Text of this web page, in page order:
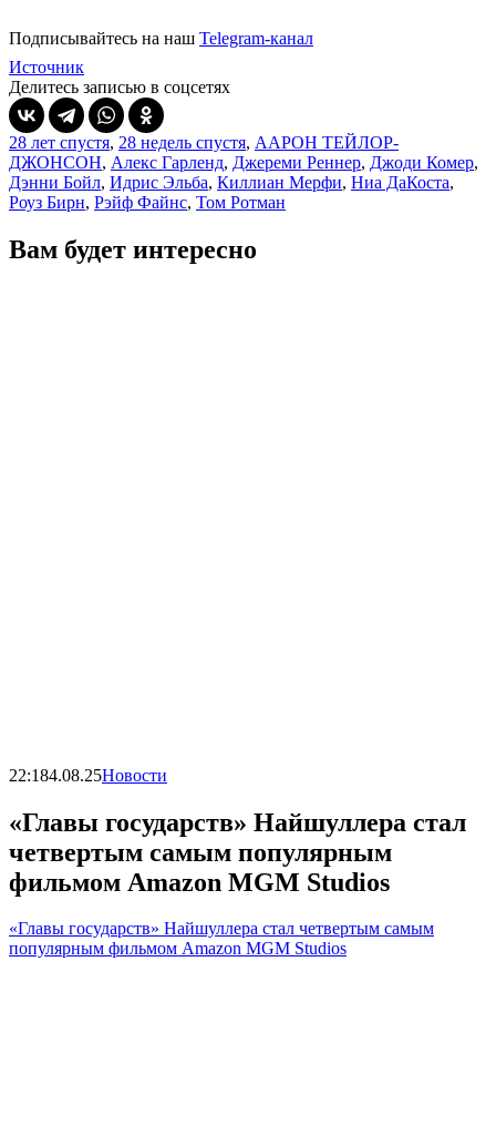
Подписывайтесь на наш Telegram-канал
Источник
Делитесь записью в соцсетях
28 лет спустя, 28 недель спустя, ААРОН ТЕЙЛОР-
ДЖОНСОН, Алекс Гарленд, Джереми Реннер, Джоди Комер,
Дэнни Бойл, Идрис Эльба, Киллиан Мерфи, Ниа ДаКоста,
Роуз Бирн, Рэйф Файнс, Том Ротман
Вам будет интересно
22:184.08.25Новости
«Главы государств» Найшуллера стал
четвертым самым популярным
фильмом Amazon MGM Studios
«Главы государств» Найшуллера стал четвертым самым
популярным фильмом Amazon MGM Studios